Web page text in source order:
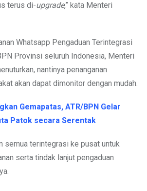
terus di-upgrade,” kata Menteri
Whatsapp Pengaduan Terintegrasi
Provinsi seluruh Indonesia, Menteri
nantinya penanganan
akan dapat dimonitor dengan mudah.
Gemapatas, ATR/BPN Gelar
Patok secara Serentak
semua terintegrasi ke pusat untuk
serta tindak lanjut pengaduan